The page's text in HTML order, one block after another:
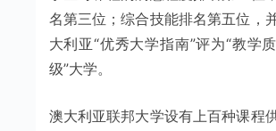
名第三位；综合技能排名第五位，
大利亚“优秀大学指南”评为“教学
级”大学。
澳大利亚联邦大学设有上百种课程